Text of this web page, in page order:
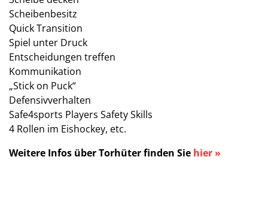
Scheibenbesitz
Quick Transition
Spiel unter Druck
Entscheidungen treffen
Kommunikation
„Stick on Puck“
Defensivverhalten
Safe4sports Players Safety Skills
4 Rollen im Eishockey, etc.
Weitere Infos über Torhüter finden Sie hier »